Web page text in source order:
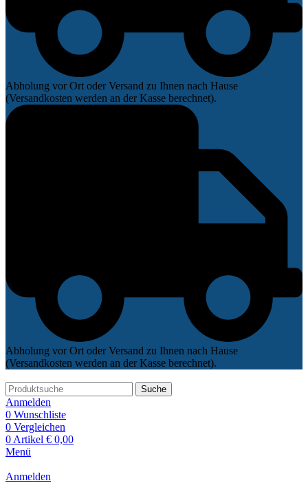
Abholung vor Ort oder Versand zu Ihnen nach Hause
(Versandkosten werden an der Kasse berechnet).
Abholung vor Ort oder Versand zu Ihnen nach Hause
(Versandkosten werden an der Kasse berechnet).
Suche
Anmelden
0 Wunschliste
0 Vergleichen
0 Artikel € 0,00
Menü
Anmelden